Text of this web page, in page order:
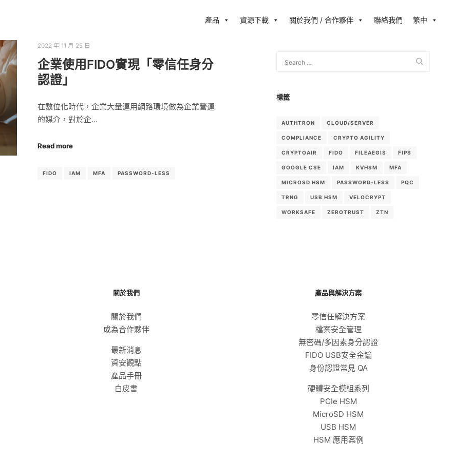
產品 資源下載 關於我們 / 合作夥伴 聯絡我們 繁中
2022 年 11 月 25 日
企業使用FIDO實現「零信任身分
認證」
在數位化時代，企業大量運用網路環境做為企業營運
的媒介，對於企…
Read more
FIDO IAM MFA PASSWORD-LESS
標籤
AUTHTRON CLOUD/SERVER
COMPLIANCE CRYPTO AGILITY
CRYPTOAIR FIDO FILEAEGIS FIPS
GOOGLE CSE IAM KVHSM MFA
MICROSD HSM PASSWORD-LESS PQC
TRNG USB HSM VELOCRYPT
WORKSAFE ZEROTRUST ZTN
關於我們
關於我們
成為合作夥伴
最新消息
資安觀點
產品手冊
白皮書
產品與解決方案
零信任解決方案
檔案安全管理
無密碼/多因素身分認證
FIDO USB安全金鑰
身份認證常見 QA
硬體安全模組系列
PCIe HSM
MicroSD HSM
USB HSM
HSM 應用案例